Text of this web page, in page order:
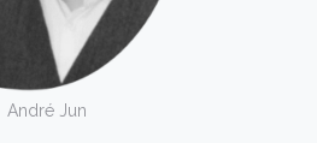
André Jun